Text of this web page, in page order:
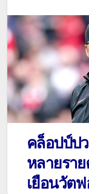
คล็อปป์ป
หลายรา
เยือนวัต